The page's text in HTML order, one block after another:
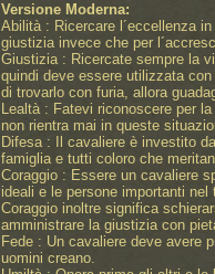
Versione Moderna:
Abilità : Ricercare l´eccellenza
giustizia invece che per
Giustizia : Ricercate sempre la
quindi deve essere utilizzata
di trovarlo con furia, allora
Lealtà : Fatevi riconoscere per
non rientra mai in queste
Difesa : Il cavaliere è investito
famiglia e tutti coloro che
Coraggio : Essere un cavaliere
ideali e le persone importanti
Coraggio inoltre significa
amministrare la giustizia con
Fede : Un cavaliere deve avere
uomini creano.